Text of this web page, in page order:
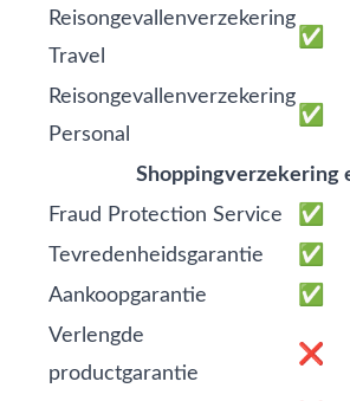
Reisongevallenverzekering
Travel
✅
Reisongevallenverzekering
Personal
✅
Shoppingverzekering
Fraud Protection Service
✅
Tevredenheidsgarantie
✅
Aankoopgarantie
✅
Verlengde
productgarantie
❌